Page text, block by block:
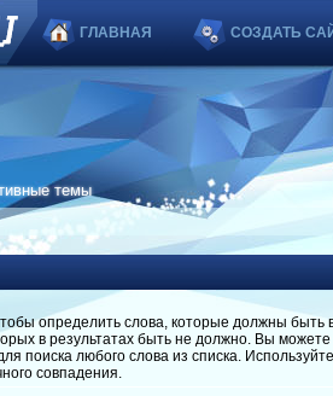
ГЛАВНАЯ СОЗДАТЬ
темы
определить слова, которые должны быть
в результатах быть не должно. Вы можете
поиска любого слова из списка.
совпадения.